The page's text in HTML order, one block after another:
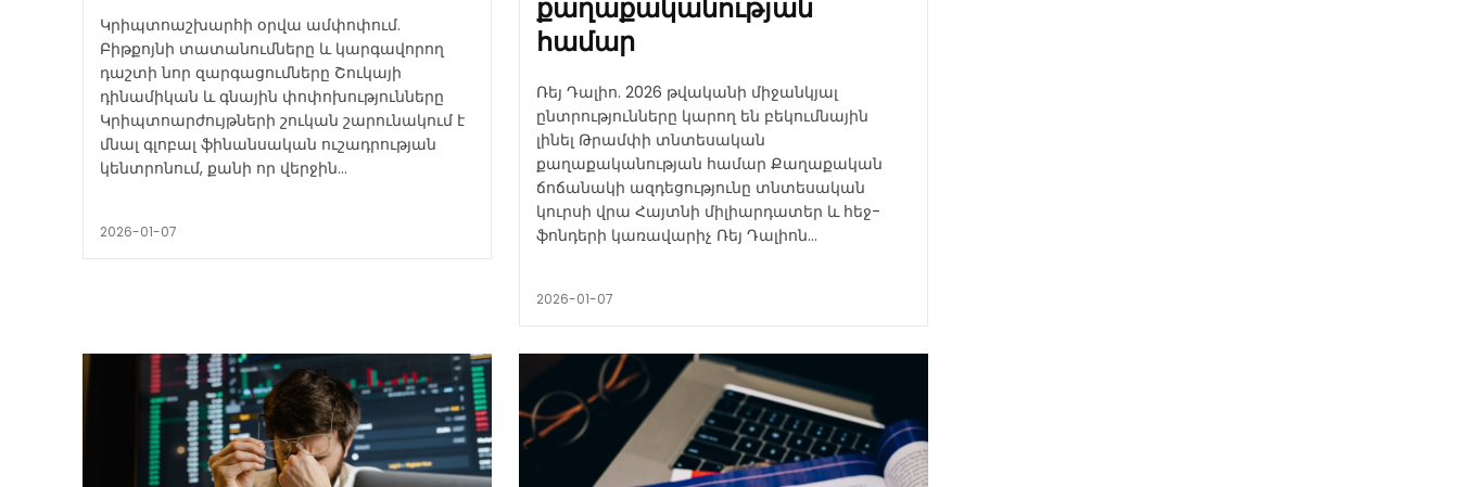
Կրիպտոաշխարհի օրվա ամփոփում.
Բիթքոյնի տատանումները և կարգավորող
դաշտի նոր զարգացումները Շուկայի
դինամիկան և գնային փոփոխությունները
Կրիպտոարժույթների շուկան շարունակում է
մնալ գլոբալ ֆինանսական ուշադրության
կենտրոնում, քանի որ վերջին...
2026-01-07
քաղաքականության
համար
Ռեյ Դալիո. 2026 թվականի միջանկյալ
ընտրությունները կարող են բեկումնային
լինել Թրամփի տնտեսական
քաղաքականության համար Քաղաքական
ճոճանակի ազդեցությունը տնտեսական
կուրսի վրա Հայտնի միլիարդատեր և հեջ-
ֆոնդերի կառավարիչ Ռեյ Դալիոն...
2026-01-07